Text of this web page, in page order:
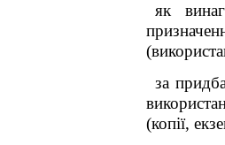
як
за
(копії,